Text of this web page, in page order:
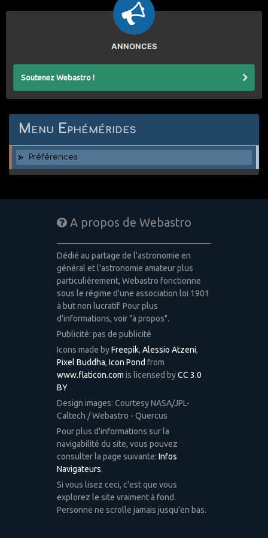
ANNONCES
Soutenez Webastro !
Menu Ephémérides
Préférences
A propos de Webastro
Dédié au partage de l'astronomie en
général et l'astronomie amateur plus
particulièrement, Webastro fonctionne
sous le régime d'une association loi 1901
à but non lucratif. Pour plus
d'informations, voir "à propos".
Publicité: pas de publicité
Icons made byFreepik, Alessio Atzeni,
Pixel Buddha, Icon Pond from
www.flaticon.com is licensed byCC 3.0
BY
Design images: Courtesy NASA/JPL-
Caltech / Webastro - Quercus
Pour plus d'informations sur la
navigabilité du site, vous pouvez
consulter la page suivante: Infos
Navigateurs.
Si vous lisez ceci, c'est que vous
explorez le site vraiment à fond.
Personne ne scrolle jamais jusqu'en bas.